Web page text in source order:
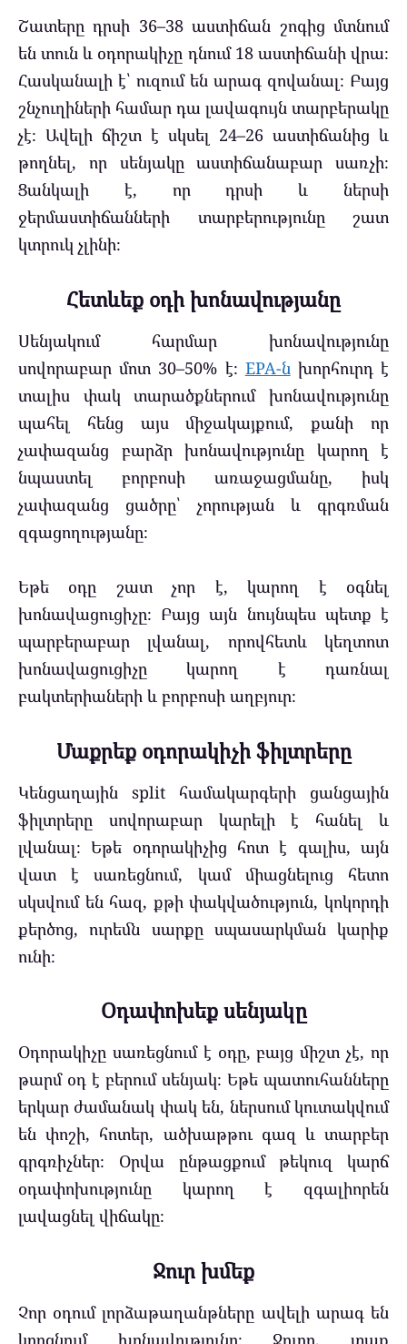
Շատերը դրսի 36–38 աստիճան շոգից մտնում
են տուն և օդորակիչը դնում 18 աստիճանի վրա։
Հասկանալի է՝ ուզում են արագ զովանալ։ Բայց
շնչուղիների համար դա լավագույն տարբերակը
չէ։ Ավելի ճիշտ է սկսել 24–26 աստիճանից և
թողնել, որ սենյակը աստիճանաբար սառչի։
Ցանկալի է, որ դրսի և ներսի
ջերմաստիճանների տարբերությունը շատ
կտրուկ չլինի։
Հետևեք օդի խոնավությանը
Սենյակում հարմար խոնավությունը
սովորաբար մոտ 30–50% է։ EPA-ն խորհուրդ է
տալիս փակ տարածքներում խոնավությունը
պահել հենց այս միջակայքում, քանի որ
չափազանց բարձր խոնավությունը կարող է
նպաստել բորբոսի առաջացմանը, իսկ
չափազանց ցածրը՝ չորության և գրգռման
զգացողությանը։
Եթե օդը շատ չոր է, կարող է օգնել
խոնավացուցիչը։ Բայց այն նույնպես պետք է
պարբերաբար լվանալ, որովհետև կեղտոտ
խոնավացուցիչը կարող է դառնալ
բակտերիաների և բորբոսի աղբյուր։
Մաքրեք օդորակիչի ֆիլտրերը
Կենցաղային split համակարգերի ցանցային
ֆիլտրերը սովորաբար կարելի է հանել և
լվանալ։ Եթե օդորակիչից հոտ է գալիս, այն
վատ է սառեցնում, կամ միացնելուց հետո
սկսվում են հազ, քթի փակվածություն, կոկորդի
քերծոց, ուրեմն սարքը սպասարկման կարիք
ունի։
Օդափոխեք սենյակը
Օդորակիչը սառեցնում է օդը, բայց միշտ չէ, որ
թարմ օդ է բերում սենյակ։ Եթե պատուհանները
երկար ժամանակ փակ են, ներսում կուտակվում
են փոշի, հոտեր, ածխաթթու գազ և տարբեր
գրգռիչներ։ Օրվա ընթացքում թեկուզ կարճ
օդափոխությունը կարող է զգալիորեն
լավացնել վիճակը։
Ջուր խմեք
Չոր օդում լորձաթաղանթները ավելի արագ են
կորցնում խոնավությունը։ Ջուրը, տաք